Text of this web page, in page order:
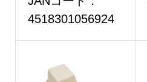
4518301056924